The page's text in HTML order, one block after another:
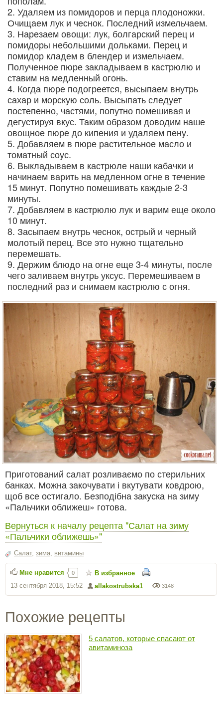
Удаляем из помидоров и перца плодоножки.
Очищаем лук и чеснок. Последний измельчаем.
Нарезаем овощи: лук, болгарский перец и
помидоры небольшими дольками. Перец и
помидор кладем в блендер и измельчаем.
Полученное пюре закладываем в кастрюлю и
ставим на медленный огонь.
Когда пюре подогреется, высыпаем внутрь
сахар и морскую соль. Высыпать следует
постепенно, частями, попутно помешивая и
дегустируя вкус. Таким образом доводим наше
овощное пюре до кипения и удаляем пену.
Добавляем в пюре растительное масло и
томатный соус.
Выкладываем в кастрюле наши кабачки и
начинаем варить на медленном огне в течение
15 минут. Попутно помешивать каждые 2-3
минуты.
Добавляем в кастрюлю лук и варим еще около
10 минут.
Засыпаем внутрь чеснок, острый и черный
молотый перец. Все это нужно тщательно
перемешать.
Держим блюдо на огне еще 3-4 минуты, после
чего заливаем внутрь уксус. Перемешиваем в
последний раз и снимаем кастрюлю с огня.
Приготований салат розливаємо по стерильних
банках. Можна закочувати і вкутувати ковдрою,
щоб все остигало. Безподібна закуска на зиму
«Пальчики оближеш» готова.
Вернуться к началу рецепта "Салат на зиму
«Пальчики оближешь»"
Салат, зима витамины
3148
allakostrubska1
13 сентября 2018, 15:52
Мне нравится 0 В избранное
Похожие рецепты
5 салатов, которые спасают от
авитаминоза